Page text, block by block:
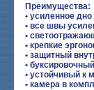
Преимущества:
• усиленное дно
• все швы
•
• крепкие
• защитный
•
• устойчивый к
• камера в